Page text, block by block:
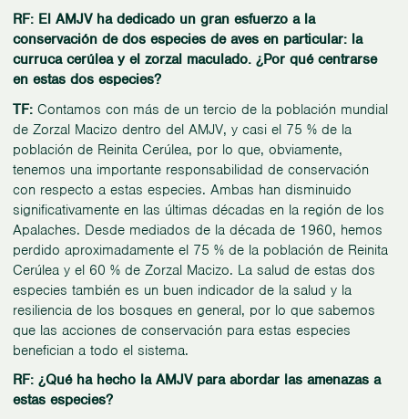
RF: El AMJV ha dedicado un gran esfuerzo a la
conservación de dos especies de aves en particular: la
curruca cerúlea y el zorzal maculado. ¿Por qué centrarse
en estas dos especies?
TF: Contamos con más de un tercio de la población mundial
de Zorzal Macizo dentro del AMJV, y casi el 75 % de la
población de Reinita Cerúlea, por lo que, obviamente,
tenemos una importante responsabilidad de conservación
con respecto a estas especies. Ambas han disminuido
significativamente en las últimas décadas en la región de los
Apalaches. Desde mediados de la década de 1960, hemos
perdido aproximadamente el 75 % de la población de Reinita
Cerúlea y el 60 % de Zorzal Macizo. La salud de estas dos
especies también es un buen indicador de la salud y la
resiliencia de los bosques en general, por lo que sabemos
que las acciones de conservación para estas especies
benefician a todo el sistema.
RF: ¿Qué ha hecho la AMJV para abordar las amenazas a
estas especies?